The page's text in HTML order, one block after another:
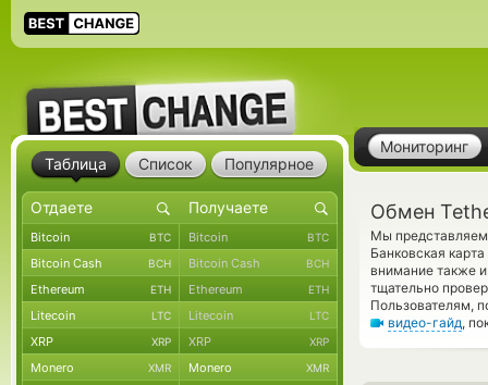
Мониторинг
Обмен
Мы представляем
Банковская
внимание также
тщательно
Пользователям,
видео-гайд,
Таблица Список Популярное
Bitcoin BTC Bitcoin BTC
Bitcoin Cash BCH Bitcoin Cash BCH
Ethereum ETH Ethereum ETH
Litecoin LTC Litecoin LTC
XRP XRP XRP XRP
Monero XMR Monero XMR